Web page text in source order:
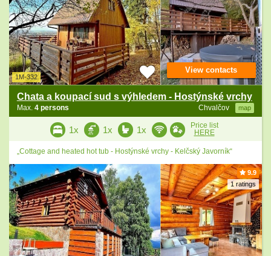
1M-332
Chata a koupací sud s výhledem - Hostýnské vrchy
Chvalčov map
Max. 4 persons
View contacts
1x 1x 1x
Price list
HERE
„Cottage and heated hot tub - Hostýnské vrchy - Kelčský Javorník“
9.9
1 ratings